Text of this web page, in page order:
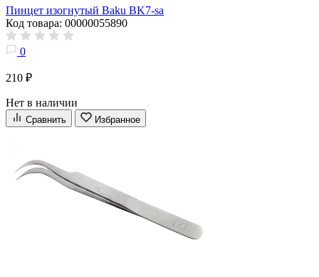
Пинцет изогнутый Baku BK7-sa
Код товара: 00000055890
0
210 ₽
Нет в наличии
Сравнить Избранное